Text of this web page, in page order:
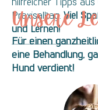
Praxisalltag. Viel
und Lernen!
Unsere
Für einen
eine Behandlung,
Hund verdient!